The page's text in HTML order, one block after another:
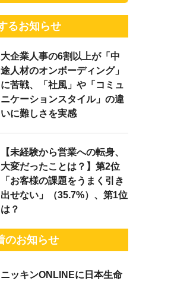
るお知らせ
大企業人事の6割以上が「中
途人材のオンボーディング」
に苦戦、「社風」や「コミュ
ニケーションスタイル」の違
いに難しさを実感
【未経験から営業への転身、
大変だったことは？】第2位
「お客様の課題をうまく引き
出せない」（35.7%）、第1位
は？
のお知らせ
ニッキンONLINEに日本生命